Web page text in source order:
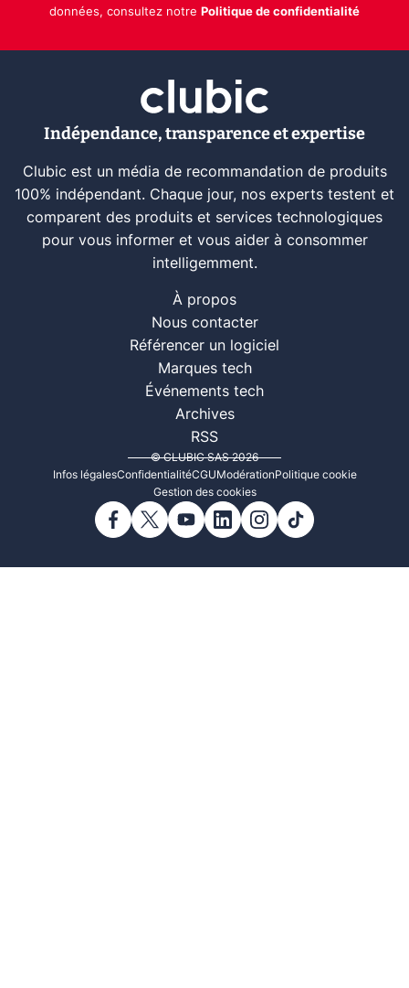
données, consultez notre Politique de confidentialité
Indépendance, transparence et expertise
Clubic est un média de recommandation de produits
100% indépendant. Chaque jour, nos experts testent et
comparent des produits et services technologiques
pour vous informer et vous aider à consommer
intelligemment.
À propos
Nous contacter
Référencer un logiciel
Marques tech
Événements tech
Archives
RSS
© CLUBIC SAS 2026
Infos légalesConfidentialitéCGUModérationPolitique cookie
Gestion des cookies